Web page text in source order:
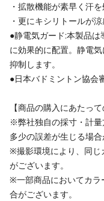
・拡散機能が素早く汗
・更にキシリトールが
●静電気ガード:本製品
に効果的に配置。静電
抑制します。
●日本バドミントン協会
【商品の購入にあたって
※弊社独自の採寸・計量
多少の誤差が生じる場合
※撮影環境により、同じ
がございます。
※一部商品においてカラ
合がございます。